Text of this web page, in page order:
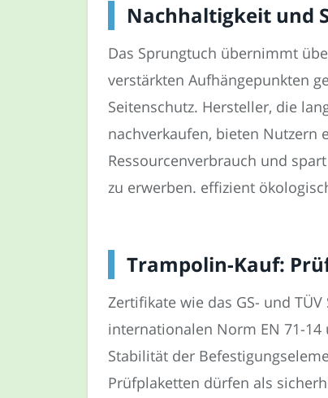
Nachhaltigkeit und
Das Sprungtuch übernimmt
verstärkten Aufhängepunkten
Seitenschutz. Hersteller, die
nachverkaufen, bieten
Ressourcenverbrauch und
zu erwerben. effizient
Trampolin-Kauf:
Zertifikate wie das GS- und
internationalen Norm EN 71-
Stabilität der
Prüfplaketten dürfen als